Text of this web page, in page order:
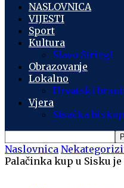
NASLOVNICA
VIJESTI
Sport
Kultura
Slavo Striegl
Obrazovanje
Lokalno
Hrvatski
Vjera
Sisačka
Naslovnica
Palačinka kup u Sisku je